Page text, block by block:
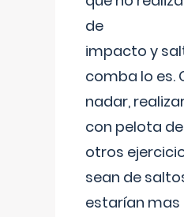
de
impacto y
comba lo es.
nadar,
con pelota
otros
sean de
estarían mas